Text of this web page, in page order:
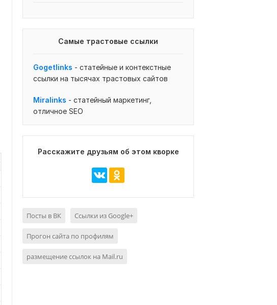
Самые трастовые ссылки
Gogetlinks - статейные и контекстные
ссылки на тысячах трастовых сайтов
Miralinks - статейный маркетинг,
отличное SEO
Расскажите друзьям об этом кворке
Посты в ВК Cсылки из Google+
Прогон сайта по профилям
размещение ссылок на Mail.ru